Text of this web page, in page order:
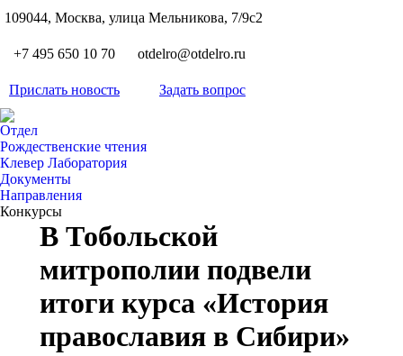
109044, Москва, улица Мельникова, 7/9с2
+7 495 650 10 70 otdelro@otdelro.ru
Прислать новость Задать вопрос
Отдел
Рождественские чтения
Клевер Лаборатория
Документы
Направления
Конкурсы
В Тобольской
митрополии подвели
итоги курса «История
православия в Сибири»